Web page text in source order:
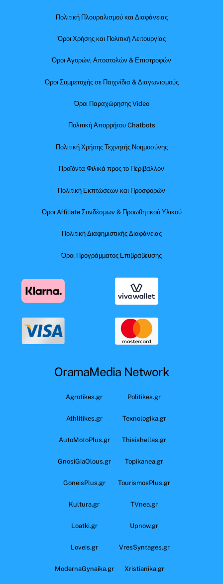
Πολιτική Πλουραλισμού και Διαφάνειας
Όροι Χρήσης και Πολιτική Λειτουργίας
Όροι Αγορών, Αποστολών & Επιστροφών
Όροι Συμμετοχής σε Παιχνίδια & Διαγωνισμούς
Όροι Παραχώρησης Video
Πολιτική Απορρήτου Chatbots
Πολιτική Χρήσης Τεχνητής Νοημοσύνης
Προϊόντα Φιλικά προς το Περιβάλλον
Πολιτική Εκπτώσεων και Προσφορών
Όροι Affiliate Συνδέσμων & Προωθητικού Υλικού
Πολιτική Διαφημιστικής Διαφάνειας
Όροι Προγράμματος Επιβράβευσης
OramaMedia Network
Agrotikes.gr Politikes.gr
Athlitikes.gr Texnologika.gr
AutoMotoPlus.gr Thisishellas.gr
GnosiGiaOlous.gr Topikanea.gr
GoneisPlus.gr TourismosPlus.gr
Kultura.gr TVnea.gr
Loatki.gr Upnow.gr
Loveis.gr VresSyntages.gr
ModernaGynaika.gr Xristianika.gr